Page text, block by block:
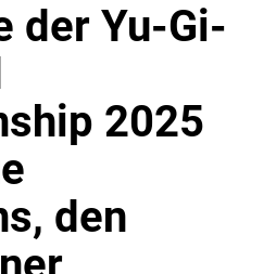
der Yu-Gi-
2025
den